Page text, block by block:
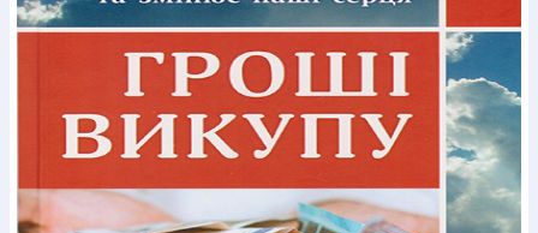
Богослов`я Шлюб і сім`яЮдаїзм
Супутні товари
АудіоРучки кулькові Відео Галантерея
Закладки для книгФутболкиБрелокиСумки
Біжутерія
БлокнотиЩоденники / щотижневикиВироби з дерева
Вироби з кераміки і глини
Вироби з сріблаКартини
Металеві
виробиМіні-лампиНаклейкиНастільні ігриПакети
подарункові ПлакатиПластмасові виробиХустки